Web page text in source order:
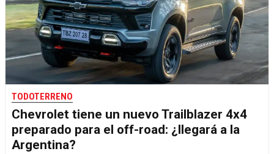
TODOTERRENO
Chevrolet tiene un nuevo Trailblazer 4x4
preparado para el off-road: ¿llegará a la
Argentina?